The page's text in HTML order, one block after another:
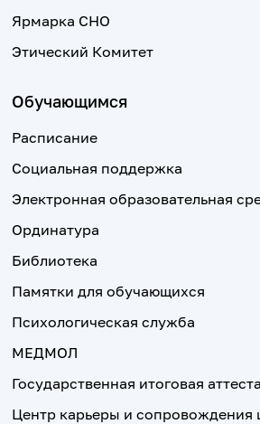
Ярмарка СНО
Этический Комитет
Обучающимся
Расписание
Социальная поддержка
Электронная образовательная
Ординатура
Библиотека
Памятки для обучающихся
Психологическая служба
МЕДМОЛ
Государственная итоговая
Центр карьеры и сопровождения